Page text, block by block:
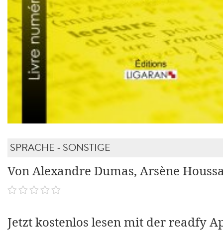
SPRACHE - SONSTIGE
Von Alexandre Dumas, Arsène
Jetzt kostenlos lesen mit der readfy